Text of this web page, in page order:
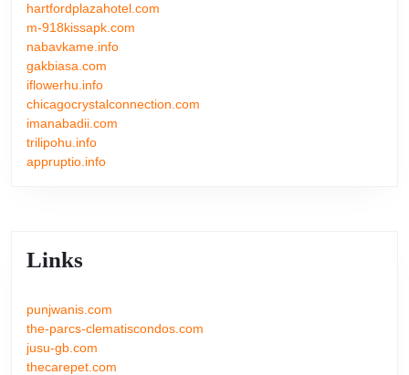
hartfordplazahotel.com
m-918kissapk.com
nabavkame.info
gakbiasa.com
iflowerhu.info
chicagocrystalconnection.com
imanabadii.com
trilipohu.info
appruptio.info
Links
punjwanis.com
the-parcs-clematiscondos.com
jusu-gb.com
thecarepet.com